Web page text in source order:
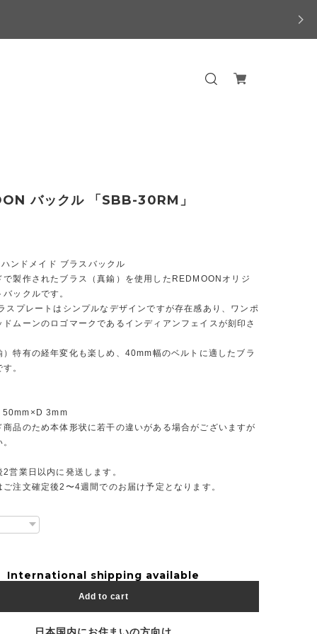
バックル 「SBB-30RM」
ンドメイド ブラスバックル
で製作されたブラス（真鍮）を使用したREDMOONオリジ
ックルです。
スプレートはシンプルなデザインですが存在感あり、ワンポ
ドムーンのロゴマークであるインディアンフェイスが刻印さ
）特有の経年変化も楽しめ、40mm幅のベルトに適したブラ
。
3mm
商品のため本体形状に若干の違いがある場合がございますが
営業日以内に発送します。
ご注文確定後2〜4週間でのお届け予定となります。
International shipping available
Add to cart